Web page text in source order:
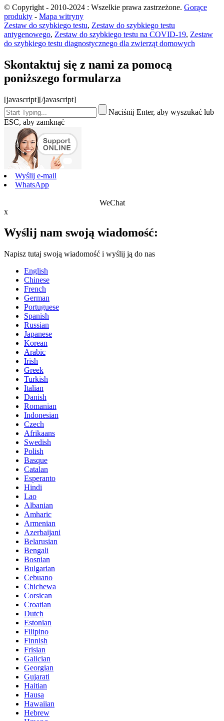
© Copyright - 2010-2024 : Wszelkie prawa zastrzeżone. Gorące
produkty - Mapa witryny
Zestaw do szybkiego testu, Zestaw do szybkiego testu
antygenowego, Zestaw do szybkiego testu na COVID-19, Zestaw
do szybkiego testu diagnostycznego dla zwierząt domowych
Skontaktuj się z nami za pomocą
poniższego formularza
[javascript][/javascript]
Naciśnij Enter, aby wyszukać lub
ESC, aby zamknąć
Wyślij e-mail
WhatsApp
WeChat
x
Wyślij nam swoją wiadomość:
Napisz tutaj swoją wiadomość i wyślij ją do nas
English
Chinese
French
German
Portuguese
Spanish
Russian
Japanese
Korean
Arabic
Irish
Greek
Turkish
Italian
Danish
Romanian
Indonesian
Czech
Afrikaans
Swedish
Polish
Basque
Catalan
Esperanto
Hindi
Lao
Albanian
Amharic
Armenian
Azerbaijani
Belarusian
Bengali
Bosnian
Bulgarian
Cebuano
Chichewa
Corsican
Croatian
Dutch
Estonian
Filipino
Finnish
Frisian
Galician
Georgian
Gujarati
Haitian
Hausa
Hawaiian
Hebrew